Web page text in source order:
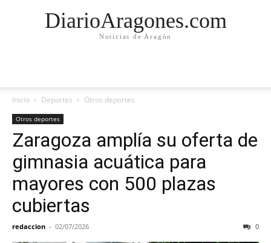
DiarioAragones.com
Noticias de Aragón
Inicio Deportes Otros deportes
Otros deportes
Zaragoza amplía su oferta de
gimnasia acuática para
mayores con 500 plazas
cubiertas
redaccion - 02/07/2026 0